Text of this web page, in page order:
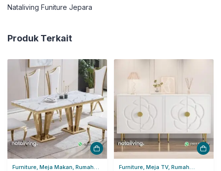
Nataliving Funiture Jepara
Produk Terkait
Furniture, Meja Makan, Rumah
Furniture, Meja TV, Rumah